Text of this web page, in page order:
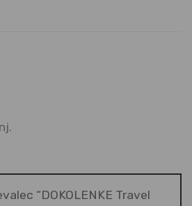
“DOKOLENKE Travel